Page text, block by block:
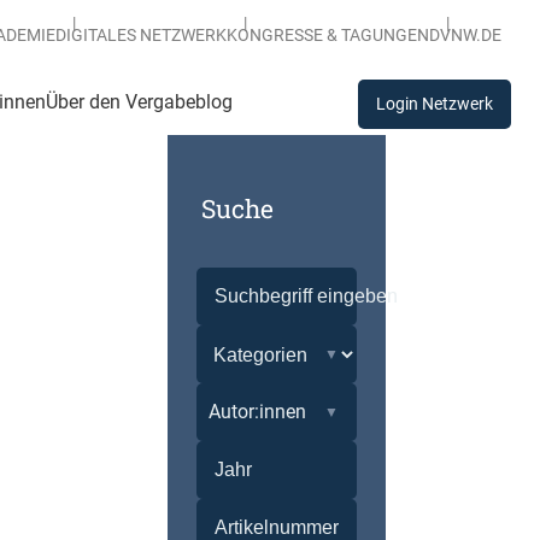
DIGITALES NETZWERKKONGRESSE & TAGUNGENDVNW.DE
Über den Vergabeblog Login Netzwerk
Suche
Autor:innen